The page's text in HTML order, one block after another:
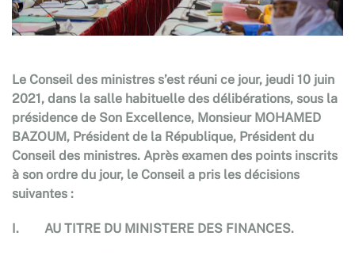
Le Conseil des ministres s’est réuni ce jour, jeudi 10 juin
2021, dans la salle habituelle des délibérations, sous la
présidence de Son Excellence, Monsieur MOHAMED
BAZOUM, Président de la République, Président du
Conseil des ministres. Après examen des points inscrits
à son ordre du jour, le Conseil a pris les décisions
suivantes :
I. AU TITRE DU MINISTERE DES FINANCES.